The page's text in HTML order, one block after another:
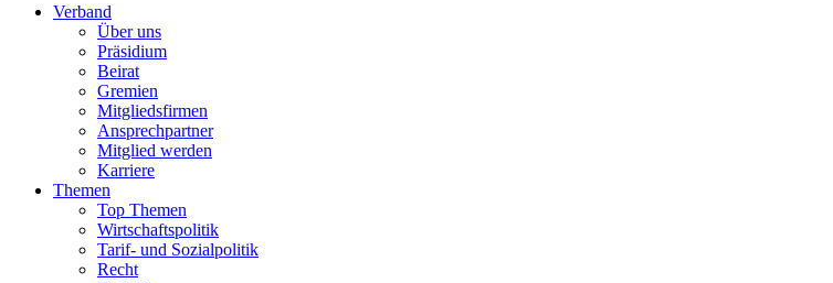
Verband
Über uns
Präsidium
Beirat
Gremien
Mitgliedsfirmen
Ansprechpartner
Mitglied werden
Karriere
Themen
Top Themen
Wirtschaftspolitik
Tarif- und Sozialpolitik
Recht